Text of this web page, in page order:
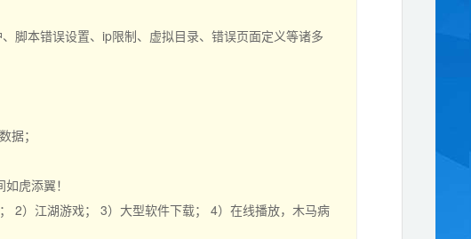
脚本错误设置、ip限制、虚拟目录、错误页面定义等诸多
据；
虎添翼！
2）江湖游戏； 3）大型软件下载； 4）在线播放，木马病